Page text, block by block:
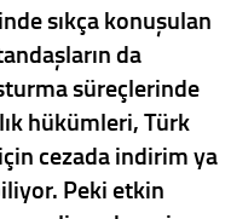
sıkça konuşulan
da
süreçlerinde
hükümleri, Türk
cezada indirim ya
Peki etkin